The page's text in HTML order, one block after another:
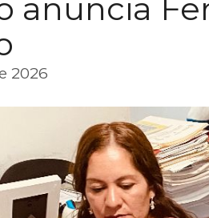
anuncia
2026